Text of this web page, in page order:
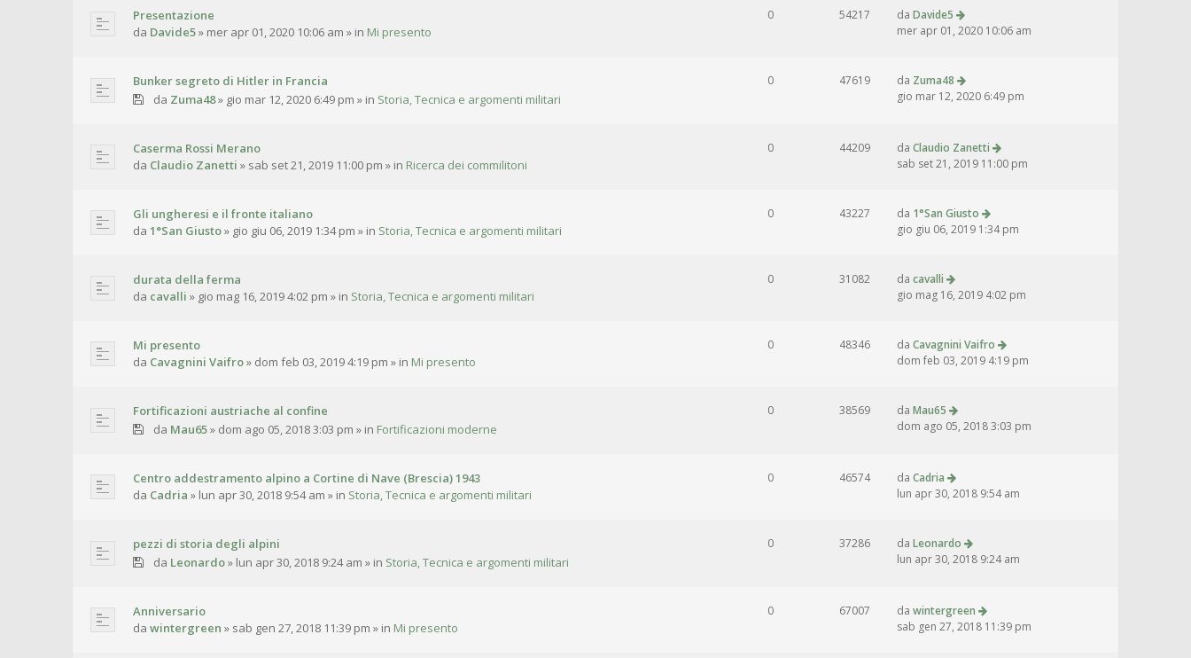
Presentazione
da Davide5» mer apr 01, 2020 10:06 am » in Mi presento
0 54217 da Davide5
mer apr 01, 2020 10:06 am
Bunker segreto di Hitler in Francia
da Zuma48» gio mar 12, 2020 6:49 pm » in Storia, Tecnica e argomenti militari
0 47619 da Zuma48
gio mar 12, 2020 6:49 pm
Caserma Rossi Merano
da Claudio Zanetti » sab set 21, 2019 11:00 pm » in Ricerca dei commilitoni
0 44209 da Claudio Zanetti
sab set 21, 2019 11:00 pm
Gli ungheresi e il fronte italiano
da 1°San Giusto» gio giu 06, 2019 1:34 pm » in Storia, Tecnica e argomenti militari
0 43227 da 1°San Giusto
gio giu 06, 2019 1:34 pm
durata della ferma
da cavalli » gio mag 16, 2019 4:02 pm » in Storia, Tecnica e argomenti militari
0 31082 da cavalli
gio mag 16, 2019 4:02 pm
Mi presento
da Cavagnini Vaifro» dom feb 03, 2019 4:19 pm » in Mi presento
0 48346 da Cavagnini Vaifro
dom feb 03, 2019 4:19 pm
Fortificazioni austriache al confine
da Mau65» dom ago 05, 2018 3:03 pm » in Fortificazioni moderne
0 38569 da Mau65
dom ago 05, 2018 3:03 pm
Centro addestramento alpino a Cortine di Nave (Brescia) 1943
da Cadria » lun apr 30, 2018 9:54 am » in Storia, Tecnica e argomenti militari
0 46574 da Cadria
lun apr 30, 2018 9:54 am
pezzi di storia degli alpini
da Leonardo» lun apr 30, 2018 9:24 am » in Storia, Tecnica e argomenti militari
0 37286 da Leonardo
lun apr 30, 2018 9:24 am
Anniversario
da wintergreen » sab gen 27, 2018 11:39 pm » in Mi presento
0 67007 da wintergreen
sab gen 27, 2018 11:39 pm